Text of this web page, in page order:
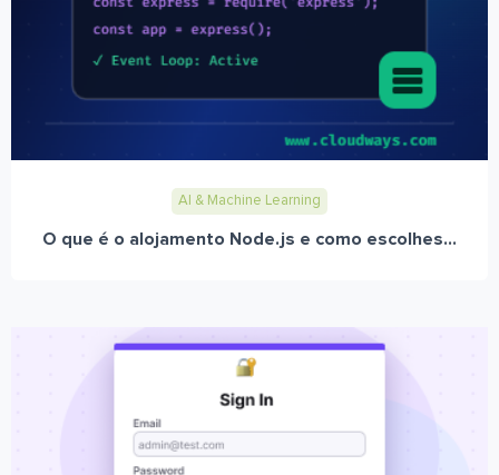
AI & Machine Learning
O que é o alojamento Node.js e como escolhes...